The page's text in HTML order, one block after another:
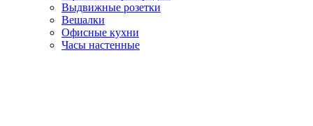
Выдвижные розетки
Вешалки
Офисные кухни
Часы настенные